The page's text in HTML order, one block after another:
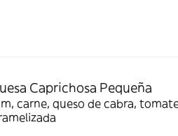
Caprichosa Pequeña
carne, queso de cabra,